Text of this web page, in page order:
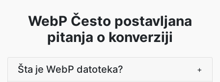
WebP Često postavljana
pitanja o konverziji
Šta je WebP datoteka? +